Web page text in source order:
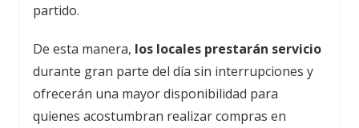
partido.
De esta manera, los locales prestarán servicio
durante gran parte del día sin interrupciones y
ofrecerán una mayor disponibilidad para
quienes acostumbran realizar compras en